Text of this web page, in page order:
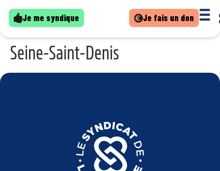
Je me syndique Je fais un don
Seine-Saint-Denis